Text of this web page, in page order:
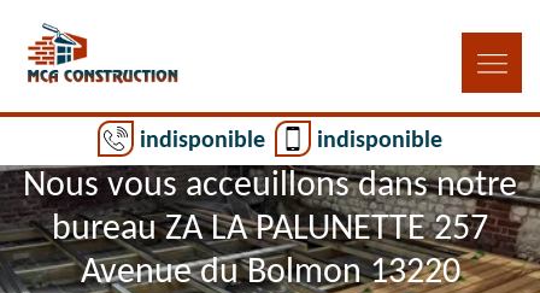
indisponible indisponible
Nous vous acceuillons dans notre
bureau ZA LA PALUNETTE 257
Avenue du Bolmon 13220